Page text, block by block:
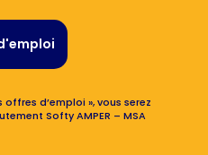
d’emploi », vous serez
Softy AMPER – MSA